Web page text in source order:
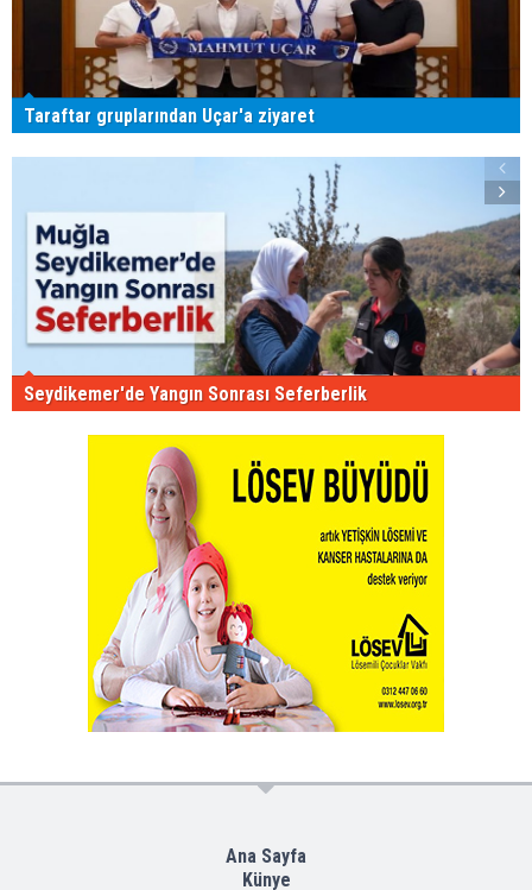
Taraftar gruplarından Uçar'a ziyaret
Seydikemer'de Yangın Sonrası Seferberlik
Ana Sayfa
Künye